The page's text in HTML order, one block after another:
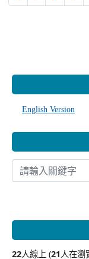
English Version
22人線上 (21人在瀏